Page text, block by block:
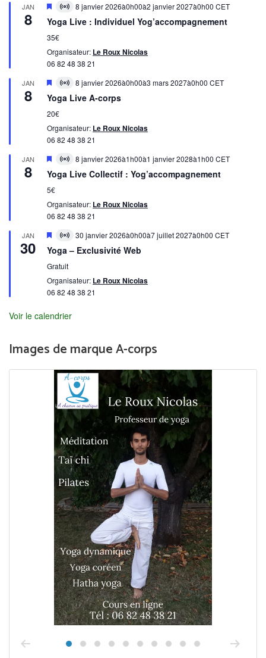
JAN
8
Mis
avant
Virtual
évènement
8 janvier 2026à0h00à2 janvier 2027à0h00 CET
Yoga Live : Individuel Yog’accompagnement
35€
Organisateur: Le Roux Nicolas
06 82 48 38 21
JAN
8
Mis
avant
Virtual
évènement
8 janvier 2026à0h00à3 mars 2027à0h00 CET
Yoga Live A-corps
20€
Organisateur: Le Roux Nicolas
06 82 48 38 21
JAN
8
Mis
avant
Virtual
évènement
8 janvier 2026à1h00à1 janvier 2028à1h00 CET
Yoga Live Collectif : Yog’accompagnement
5€
Organisateur: Le Roux Nicolas
06 82 48 38 21
JAN
30
Mis
avant
Virtual
évènement
30 janvier 2026à0h00à7 juillet 2027à0h00 CET
Yoga – Exclusivité Web
Gratuit
Organisateur: Le Roux Nicolas
06 82 48 38 21
Voir le calendrier
Images de marque A-corps